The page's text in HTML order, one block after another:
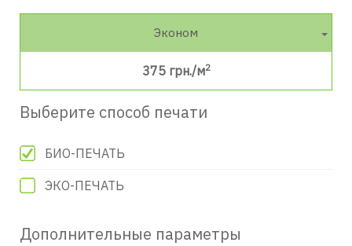
Эконом
375 грн./м2
Выберите способ печати
БИО-ПЕЧАТЬ
ЭКО-ПЕЧАТЬ
Дополнительные параметры